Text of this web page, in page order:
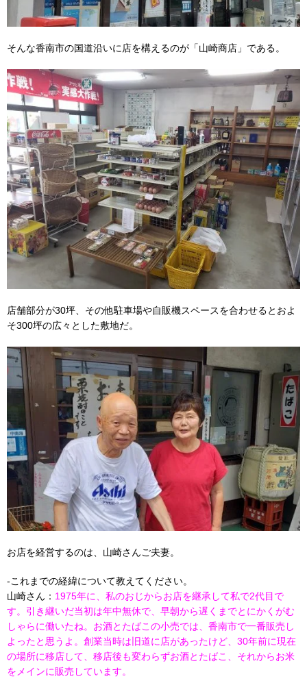
そんな香南市の国道沿いに店を構えるのが「山崎商店」である。
店舗部分が30坪、その他駐車場や自販機スペースを合わせるとおよ
そ300坪の広々とした敷地だ。
お店を経営するのは、山崎さんご夫妻。
-これまでの経緯について教えてください。
山崎さん： 1975年に、私のおじからお店を継承して私で2代目で
す。引き継いだ当初は年中無休で、早朝から遅くまでとにかくがむ
しゃらに働いたね。お酒とたばこの小売では、香南市で一番販売し
よったと思うよ。創業当時は旧道に店があったけど、30年前に現在
の場所に移店して、移店後も変わらずお酒とたばこ、それからお米
をメインに販売しています。